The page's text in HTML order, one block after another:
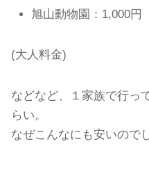
旭山動物園：1,000円
(大人料金)
などなど、１家族で行っ
らい。
なぜこんなにも安いので